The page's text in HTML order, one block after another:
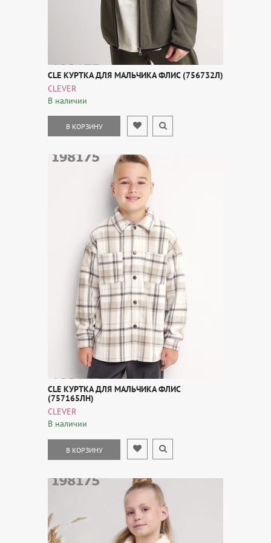
CLE КУРТКА ДЛЯ МАЛЬЧИКА ФЛИС (756732Л)
CLEVER
В наличии
В КОРЗИНУ
CLE КУРТКА ДЛЯ МАЛЬЧИКА ФЛИС
(757165ЛН)
CLEVER
В наличии
В КОРЗИНУ